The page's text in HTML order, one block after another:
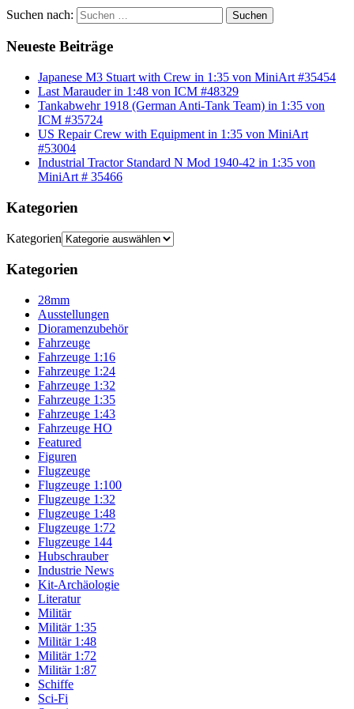
Suchen nach: Suchen
Neueste Beiträge
Japanese M3 Stuart with Crew in 1:35 von MiniArt #35454
Last Marauder in 1:48 von ICM #48329
Tankabwehr 1918 (German Anti-Tank Team) in 1:35 von
ICM #35724
US Repair Crew with Equipment in 1:35 von MiniArt
#53004
Industrial Tractor Standard N Mod 1940-42 in 1:35 von
MiniArt # 35466
Kategorien
Kategorien
Kategorien
28mm
Ausstellungen
Dioramenzubehör
Fahrzeuge
Fahrzeuge 1:16
Fahrzeuge 1:24
Fahrzeuge 1:32
Fahrzeuge 1:35
Fahrzeuge 1:43
Fahrzeuge HO
Featured
Figuren
Flugzeuge
Flugzeuge 1:100
Flugzeuge 1:32
Flugzeuge 1:48
Flugzeuge 1:72
Flugzeuge 144
Hubschrauber
Industrie News
Kit-Archäologie
Literatur
Militär
Militär 1:35
Militär 1:48
Militär 1:72
Militär 1:87
Schiffe
Sci-Fi